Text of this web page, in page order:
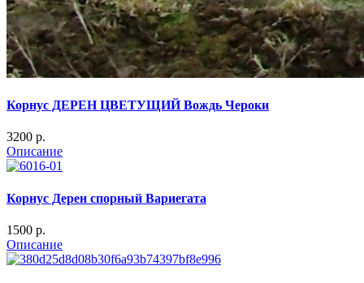
Корнус ДЕРЕН ЦВЕТУЩИЙ Вождь Чероки
3200 p.
Описание
Корнус Дерен спорный Вариегата
1500 p.
Описание